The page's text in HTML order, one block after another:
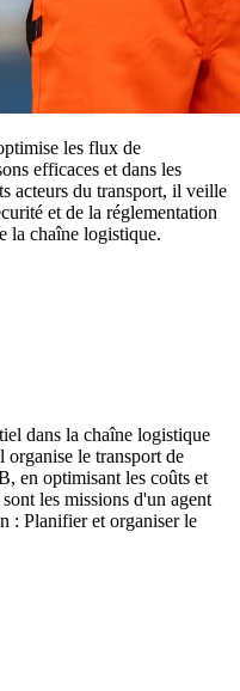
les flux de
efficaces et dans les
acteurs du transport, il veille
et de la réglementation
la chaîne logistique.
dans la chaîne logistique
le transport de
en optimisant les coûts et
les missions d'un agent
: Planifier et organiser le